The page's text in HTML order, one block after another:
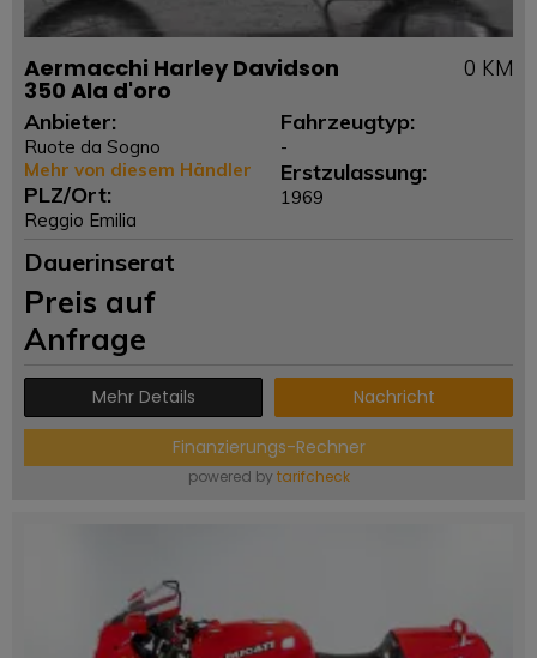
Aermacchi Harley Davidson
350 Ala d'oro
0 KM
Anbieter:
Ruote da Sogno
Mehr von diesem Händler
PLZ/Ort:
Reggio Emilia
Fahrzeugtyp:
-
Erstzulassung:
1969
Dauerinserat
Preis auf
Anfrage
Mehr Details Nachricht
Finanzierungs-Rechner
powered by tarifcheck